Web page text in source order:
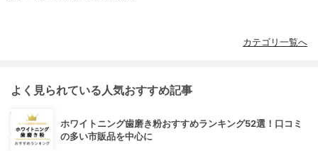
カテゴリ一覧へ
よく見られている人気おすすめ記事
ホワイトニング歯磨き粉おすすめランキング52選！口コミ
の多い市販品を中心に